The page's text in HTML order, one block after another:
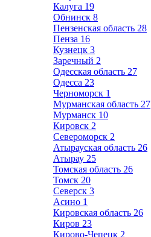
Калуга 19
Обнинск 8
Пензенская область 28
Пенза 16
Кузнецк 3
Заречный 2
Одесская область 27
Одесса 23
Черноморск 1
Мурманская область 27
Мурманск 10
Кировск 2
Североморск 2
Атырауская область 26
Атырау 25
Томская область 26
Томск 20
Северск 3
Асино 1
Кировская область 26
Киров 23
Кирово-Чепецк 2